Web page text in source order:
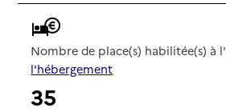
Nombre de place(s) habilitée(s) à l'
l'hébergement
35